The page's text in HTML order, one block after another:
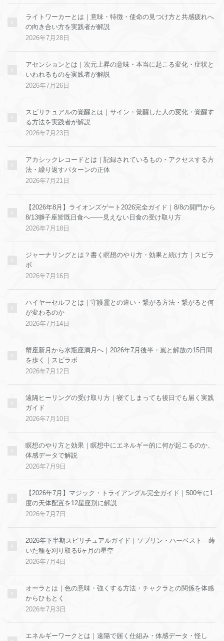
ライトワーカーとは｜意味・特徴・使命の見つけ方と共感疲れへ
の向き合い方を実践者が解説
2026年7月28日
アセンションとは｜次元上昇の意味・本当に起こる変化・症状と
いわれるものを実践者が解説
2026年7月26日
スピリチュアルの覚醒とは｜サイン・覚醒した人の変化・覚醒す
る方法を実践者が解説
2026年7月23日
アカシックレコードとは｜記録されているもの・アクセスする方
法・繰り返すパターンの正体
2026年7月21日
【2026年8月】ライオンズゲート2026完全ガイド｜8/8の開門から
8/13獅子座皆既日食へ——見えない日食の受け取り方
2026年7月18日
ジャーナリングとは？書く瞑想のやり方・効果と続け方｜スピラ
ボ
2026年7月16日
ハイヤーセルフとは｜守護霊との違い・繋がる方法・繋がると何
が変わるのか
2026年7月14日
蟹座新月から水瓶座満月へ｜2026年7月後半・嵐と解放の15日間
を歩く｜スピラボ
2026年7月12日
遠隔ヒーリングの受け取り方｜寝てしまっても後日でも届く実践
ガイド
2026年7月10日
瞑想のやり方と効果｜瞑想中にエネルギー的に何が起こるのか、
体感データで解説
2026年7月9日
【2026年7月】マジック・トライアングル完全ガイド｜500年に1
度の天体配置を12星座別に解説
2026年7月7日
2026年下半期スピリチュアルガイド｜ソブリン・ハーベスト—蒔
いた種を刈り取る6ヶ月の星空
2026年7月4日
オーラとは｜色の意味・強くする方法・チャクラとの関係を体感
からひもとく
2026年7月3日
エネルギーワークとは｜遠隔で届く仕組み・体感データ・怪し